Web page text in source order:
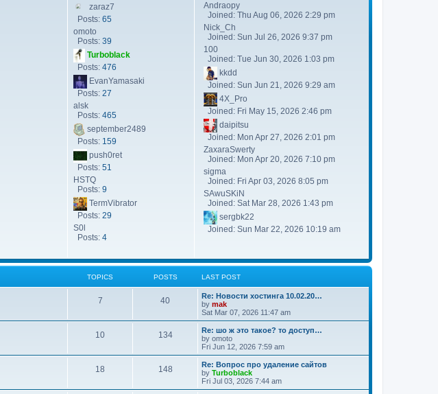
zaraz7
Posts: 65
omoto
Posts: 39
Turboblack
Posts: 476
EvanYamasaki
Posts: 27
alsk
Posts: 465
september2489
Posts: 159
push0ret
Posts: 51
HSTQ
Posts: 9
TermVibrator
Posts: 29
S0l
Posts: 4
Andraopy
Joined: Thu Aug 06, 2026 2:29 pm
Nick_Ch
Joined: Sun Jul 26, 2026 9:37 pm
100
Joined: Tue Jun 30, 2026 1:03 pm
kkdd
Joined: Sun Jun 21, 2026 9:29 am
4X_Pro
Joined: Fri May 15, 2026 2:46 pm
daipitsu
Joined: Mon Apr 27, 2026 2:01 pm
ZaxaraSwerty
Joined: Mon Apr 20, 2026 7:10 pm
sigma
Joined: Fri Apr 03, 2026 8:05 pm
SAwuSKiN
Joined: Sat Mar 28, 2026 1:43 pm
sergbk22
Joined: Sun Mar 22, 2026 10:19 am
TOPICS POSTS LAST POST
7 40
Re: Новости хостинга 10.02.20…
by mak
Sat Mar 07, 2026 11:47 am
10 134
Re: шо ж это такое? то доступ…
by omoto
Fri Jun 12, 2026 7:59 am
18 148
Re: Вопрос про удаление сайтов
by Turboblack
Fri Jul 03, 2026 7:44 am